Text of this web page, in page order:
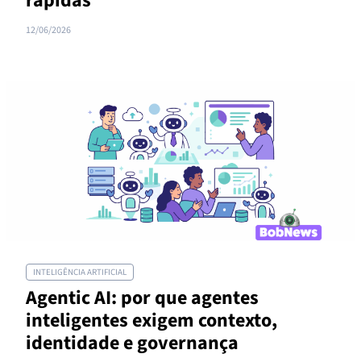
12/06/2026
INTELIGÊNCIA ARTIFICIAL
Agentic AI: por que agentes
inteligentes exigem contexto,
identidade e governança